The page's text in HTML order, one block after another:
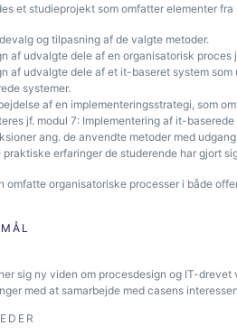
et studieprojekt som omfatter elementer
og tilpasning af de valgte metoder.
af udvalgte dele af en organisatorisk
af udvalgte dele af et it-baseret system
systemer.
af en implementeringsstrategi, som
jf. modul 7: Implementering af it-
ang. de anvendte metoder med
praktiske erfaringer de studerende har gjort
omfatte organisatoriske processer i både
sig ny viden om procesdesign og IT-
med at samarbejde med casens